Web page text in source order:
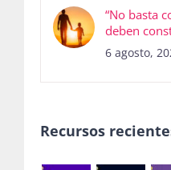
“No basta
deben
6 agosto,
Recursos